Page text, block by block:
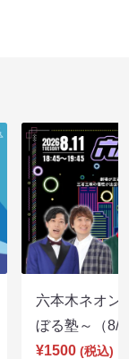
六本木ネオン
ぼる塾～（
¥1500 (税込)